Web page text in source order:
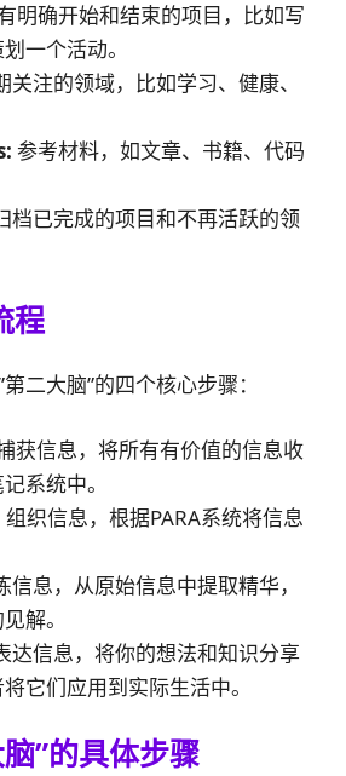
明确开始和结束的项目，比如写
一个活动。
关注的领域，比如学习、健康、
参考材料，如文章、书籍、代码
档已完成的项目和不再活跃的领
程
二大脑”的四个核心步骤：
获信息，将所有有价值的信息收
系统中。
组织信息，根据PARA系统将信息
信息，从原始信息中提取精华，
解。
达信息，将你的想法和知识分享
它们应用到实际生活中。
”的具体步骤